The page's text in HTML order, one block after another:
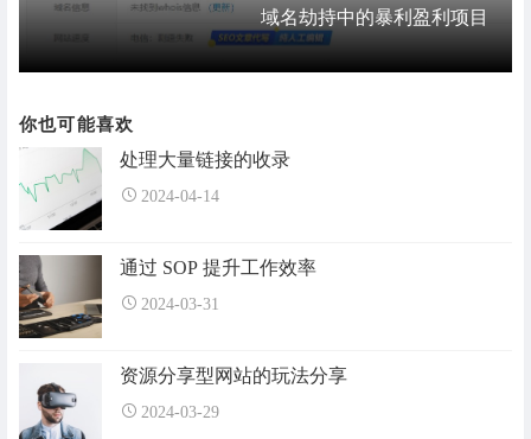
域名劫持中的暴利盈利项目
你也可能喜欢
处理大量链接的收录
2024-04-14
通过 SOP 提升工作效率
2024-03-31
资源分享型网站的玩法分享
2024-03-29